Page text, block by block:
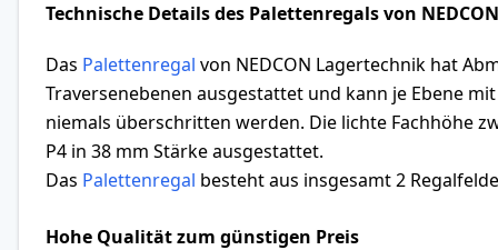
Technische Details des Palettenregals von
Das Palettenregal von NEDCON Lagertechnik hat
Traversenebenen ausgestattet und kann je Ebene
niemals überschritten werden. Die lichte Fachhöhe
P4 in 38 mm Stärke ausgestattet.
Das Palettenregal besteht aus insgesamt 2
Hohe Qualität zum günstigen Preis